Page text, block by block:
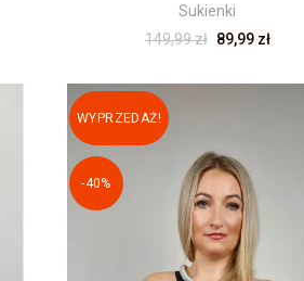
Sukienki
149,99 zł 89,99 zł
WYPRZEDAŻ!
-40%